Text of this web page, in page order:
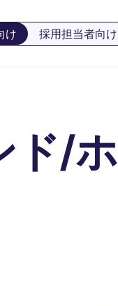
け 採用担当者向け
ド/ホ